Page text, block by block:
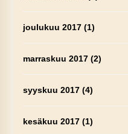
joulukuu 2017(1)
marraskuu 2017(2)
syyskuu 2017(4)
kesäkuu 2017(1)